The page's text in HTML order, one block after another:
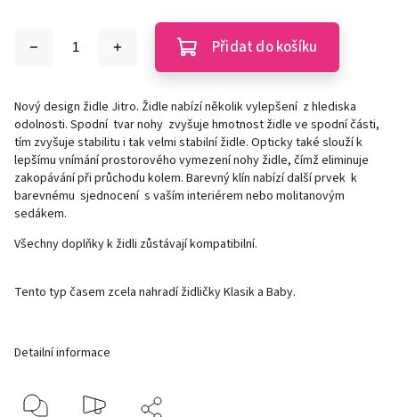
Přidat do košíku
Nový design židle Jitro. Židle nabízí několik vylepšení z hlediska
odolnosti. Spodní tvar nohy zvyšuje hmotnost židle ve spodní části,
tím zvyšuje stabilitu i tak velmi stabilní židle. Opticky také slouží k
lepšímu vnímání prostorového vymezení nohy židle, čímž eliminuje
zakopávání při průchodu kolem. Barevný klín nabízí další prvek k
barevnému sjednocení s vaším interiérem nebo molitanovým
sedákem.
Všechny doplňky k židli zůstávají kompatibilní.
Tento typ časem zcela nahradí židličky Klasik a Baby.
Detailní informace